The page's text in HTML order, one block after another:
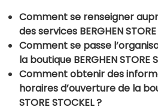
Comment se renseigner
des services BERGHEN STORE
Comment se passe
la boutique BERGHEN STORE
Comment obtenir des
horaires d’ouverture de la
STORE STOCKEL ?